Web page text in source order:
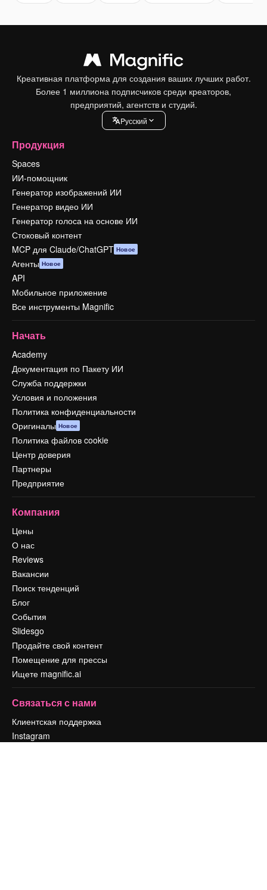
Креативная платформа для создания ваших лучших работ.
Более 1 миллиона подписчиков среди креаторов,
предприятий, агентств и студий.
Pусский
Продукция
Spaces
ИИ-помощник
Генератор изображений ИИ
Генератор видео ИИ
Генератор голоса на основе ИИ
Стоковый контент
MCP для Claude/ChatGPT Новое
Агенты Новое
API
Мобильное приложение
Все инструменты Magnific
Начать
Academy
Документация по Пакету ИИ
Служба поддержки
Условия и положения
Политика конфиденциальности
Оригиналы Новое
Политика файлов cookie
Центр доверия
Партнеры
Предприятие
Компания
Цены
О нас
Reviews
Вакансии
Поиск тенденций
Блог
События
Slidesgo
Продайте свой контент
Помещение для прессы
Ищете magnific.ai
Связаться с нами
Клиентская поддержка
Instagram